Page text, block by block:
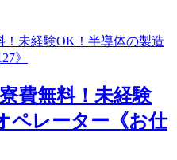
費無料！未経験
ペレーター《お仕